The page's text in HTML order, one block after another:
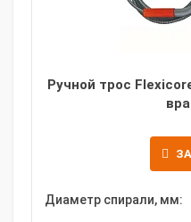
Ручной трос
Диаметр спирали, мм: